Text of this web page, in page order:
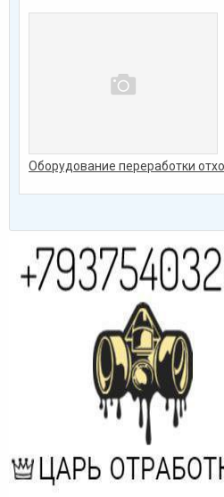
Оборудование переработки